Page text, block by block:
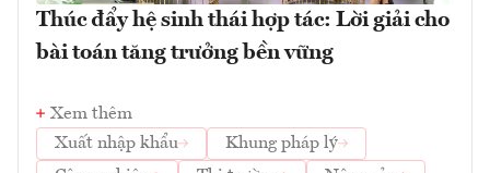
Thúc đẩy hệ sinh thái hợp tác: Lời giải cho
bài toán tăng trưởng bền vững
Xem thêm
Xuất nhập khẩu
Khung pháp lý